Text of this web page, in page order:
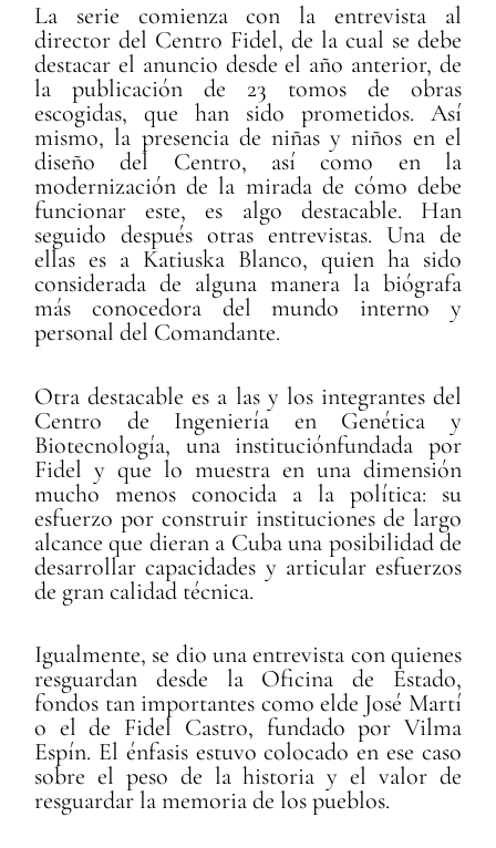
La serie comienza con la entrevista al
director del Centro Fidel, de la cual se debe
destacar el anuncio desde el año anterior, de
la publicación de 23 tomos de obras
escogidas, que han sido prometidos. Así
mismo, la presencia de niñas y niños en el
diseño del Centro, así como en la
modernización de la mirada de cómo debe
funcionar este, es algo destacable. Han
seguido después otras entrevistas. Una de
ellas es a Katiuska Blanco, quien ha sido
considerada de alguna manera la biógrafa
más conocedora del mundo interno y
personal del Comandante.
Otra destacable es a las y los integrantes del
Centro de Ingeniería en Genética y
Biotecnología, una instituciónfundada por
Fidel y que lo muestra en una dimensión
mucho menos conocida a la política: su
esfuerzo por construir instituciones de largo
alcance que dieran a Cuba una posibilidad de
desarrollar capacidades y articular esfuerzos
de gran calidad técnica.
Igualmente, se dio una entrevista con quienes
resguardan desde la Oficina de Estado,
fondos tan importantes como elde José Martí
o el de Fidel Castro, fundado por Vilma
Espín. El énfasis estuvo colocado en ese caso
sobre el peso de la historia y el valor de
resguardar la memoria de los pueblos.